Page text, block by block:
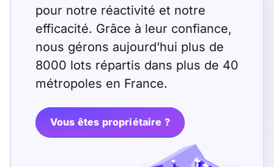
T3 T4 T5
T7 T8 T9
T10 T11 T12
T14 T15
T16
pour notre réactivité et notre
efficacité. Grâce à leur confiance,
nous gérons aujourd’hui plus de
8000 lots répartis dans plus de 40
métropoles en France.
Vous êtes propriétaire ?